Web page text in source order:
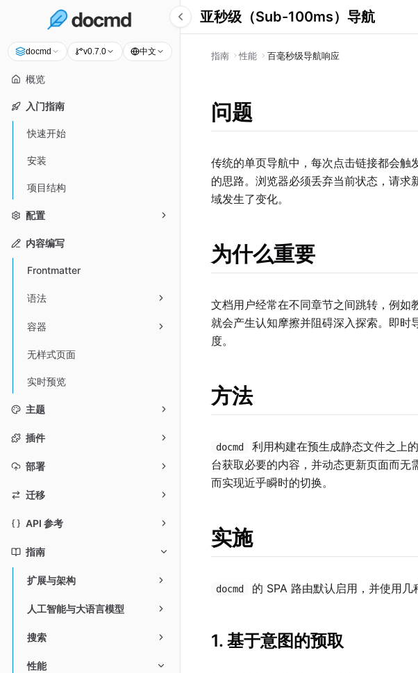
docmd v0.7.0 中文
概览
入门指南
快速开始
安装
项目结构
配置
内容编写
Frontmatter
语法
容器
无样式页面
实时预览
主题
插件
部署
迁移
API 参考
指南
扩展与架构
人工智能与大语言模型
搜索
性能
亚秒级（Sub-100ms）导航
指南 性能 百毫秒级导航响应
问题
传统的单页导航中，每次点击链接都会触
的思路。浏览器必须丢弃当前状态，请
域发生了变化。
为什么重要
文档用户经常在不同章节之间跳转，例如
就会产生认知摩擦并阻碍深入探索。即
度。
方法
docmd 利用构建在预生成静态文件之上
台获取必要的内容，并动态更新页面而
而实现近乎瞬时的切换。
实施
docmd 的 SPA 路由默认启用，并使用几
1. 基于意图的预取